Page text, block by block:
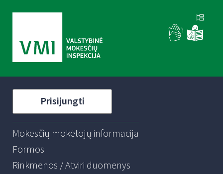
Prisijungti
Mokesčių mokėtojų informacija
Formos
Rinkmenos / Atviri duomenys